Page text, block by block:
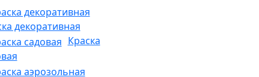
декоративная
Краска